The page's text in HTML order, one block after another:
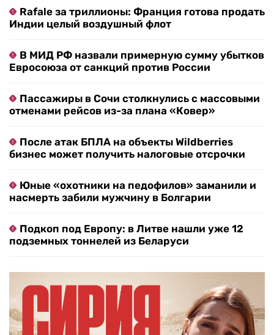
Rafale за триллионы: Франция готова продать
Индии целый воздушный флот
В МИД РФ назвали примерную сумму убытков
Евросоюза от санкций против России
Пассажиры в Сочи столкнулись с массовыми
отменами рейсов из-за плана «Ковер»
После атак БПЛА на объекты Wildberries
бизнес может получить налоговые отсрочки
Юные «охотники на педофилов» заманили и
насмерть забили мужчину в Болгарии
Подкоп под Европу: в Литве нашли уже 12
подземных тоннелей из Беларуси